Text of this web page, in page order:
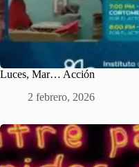
Luces, Mar… Acción
2 febrero, 2026